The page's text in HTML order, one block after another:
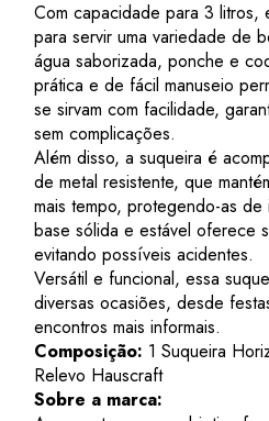
Com capacidade para 3 litros,
para servir uma variedade de
água saborizada, ponche e
prática e de fácil manuseio
se sirvam com facilidade,
sem complicações.
Além disso, a suqueira é
de metal resistente, que
mais tempo, protegendo-as
base sólida e estável oferece
evitando possíveis acidentes.
Versátil e funcional, essa
diversas ocasiões, desde
encontros mais informais.
Composição: 1 Suqueira
Relevo Hauscraft
Sobre a marca: